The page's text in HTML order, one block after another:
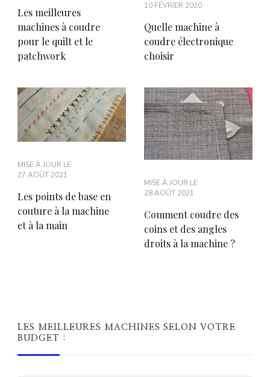
Les meilleures
machines à coudre
pour le quilt et le
patchwork
10 FÉVRIER 2020
Quelle machine à
coudre électronique
choisir
MISE À JOUR LE
27 AOÛT 2021
Les points de base en
couture à la machine
et à la main
MISE À JOUR LE
28 AOÛT 2021
Comment coudre des
coins et des angles
droits à la machine ?
LES MEILLEURES MACHINES SELON VOTRE
BUDGET :